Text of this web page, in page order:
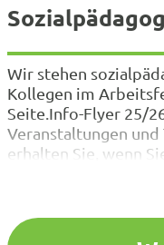
Wir stehen
Kollegen im
Seite.Info-Flyer 25/
Veranstaltungen und
erhalten Sie, wenn